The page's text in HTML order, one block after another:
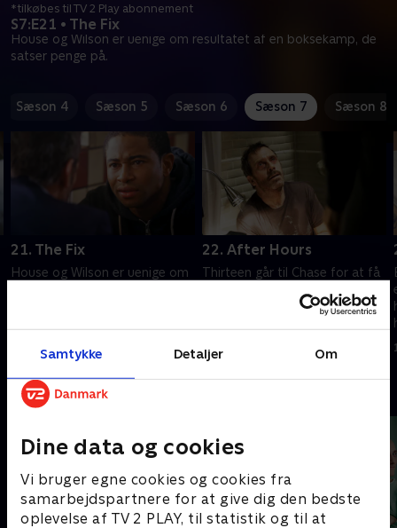
Samtykke Detaljer Om
Dine data og cookies
Vi bruger egne cookies og cookies fra
samarbejdspartnere for at give dig den bedste
oplevelse af TV 2 PLAY, til statistik og til at
S7:E21 • The Fix
House og Wilson er uenige om resultatet af en boksekamp, de
satser penge på.
*tilkøbes til TV 2 Play abonnement
Sæson 4 Sæson 5 Sæson 6 Sæson 7 Sæson 8
21. The Fix
House og Wilson er uenige om
20. september 2022 • 42 min
22. After Hours
Thirteen går til Chase for at få
hende med behov for
20. september 2022 • 42 min
Andre så også